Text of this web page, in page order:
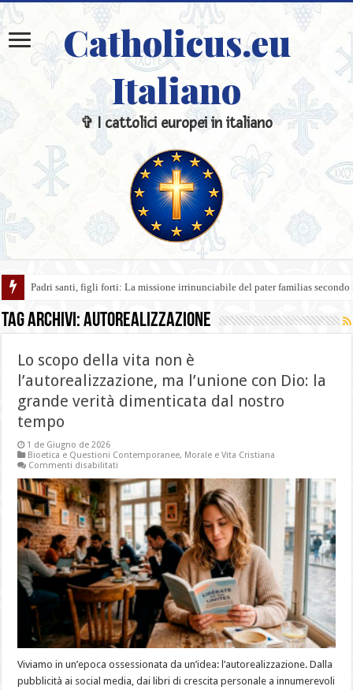
Catholicus.eu
Italiano
✞ I cattolici europei in italiano
Padri santi, figli forti: La missione irrinunciabile del pater familias secondo
Tag Archivi:autorealizzazione
Lo scopo della vita non è
l’autorealizzazione, ma l’unione con Dio: la
grande verità dimenticata dal nostro
tempo
1 de Giugno de 2026
Bioetica e Questioni Contemporanee, Morale e Vita Cristiana
Commenti disabilitati
scopo
della
vita
non
l’autorealizzazione,
ma
l’unione
con
Dio:
la
grande
verità
dimenticata
dal
nostro
tempo
Viviamo in un’epoca ossessionata da un’idea: l’autorealizzazione. Dalla
pubblicità ai social media, dai libri di crescita personale a innumerevoli